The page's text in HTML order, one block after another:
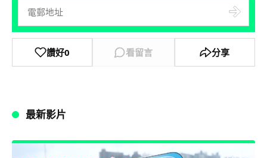
讚好0 看留言 分享
最新影片